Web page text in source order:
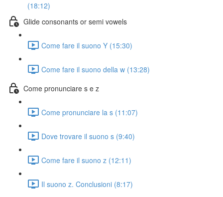
(18:12)
Glide consonants or semi vowels
Come fare il suono Y (15:30)
Come fare il suono della w (13:28)
Come pronunciare s e z
Come pronunciare la s (11:07)
Dove trovare il suono s (9:40)
Come fare il suono z (12:11)
Il suono z. Conclusioni (8:17)